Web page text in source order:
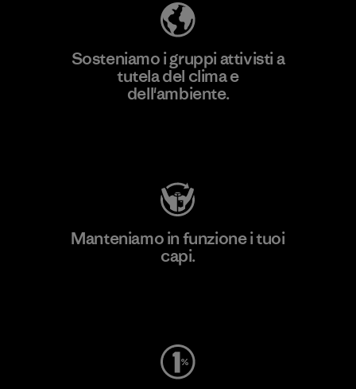
Sosteniamo i gruppi attivisti a
tutela del clima e
dell'ambiente.
Manteniamo in funzione i tuoi
capi.